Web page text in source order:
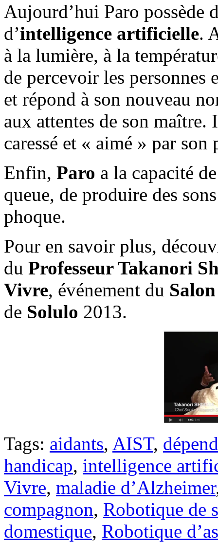
Aujourd’hui Paro possède
d’intelligence artificielle.
à la lumière, à la
de percevoir les
et répond à son nouveau
aux attentes de son
caressé et « aimé » par
Enfin, Paro a la capacité
queue, de produire des
phoque.
Pour en savoir plus,
du Professeur Takanori
Vivre, événement du
de Solulo 2013.
Tags: aidants, AIST,
handicap, intelligence
Vivre, maladie d’Alzheimer
compagnon, Robotique de
domestique, Robotique